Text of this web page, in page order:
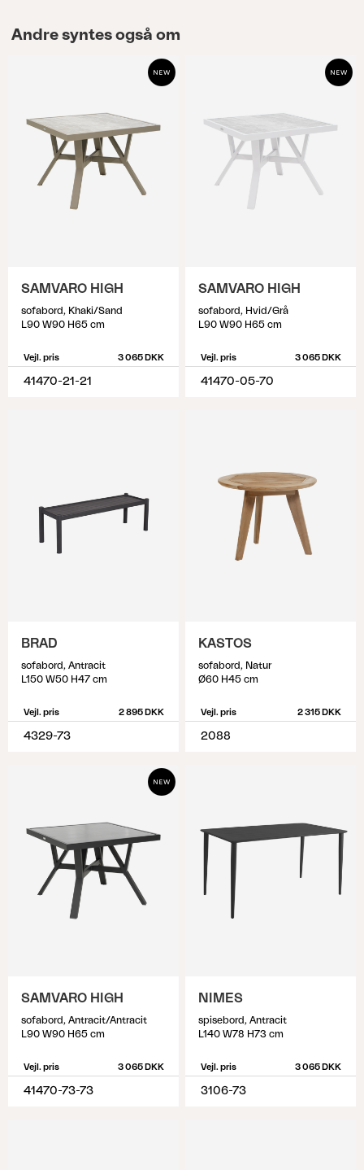
Andre syntes også om
SAMVARO HIGH
sofabord, Khaki/Sand
L90 W90 H65 cm
Vejl. pris 3 065 DKK
41470-21-21
SAMVARO HIGH
sofabord, Hvid/Grå
L90 W90 H65 cm
Vejl. pris 3 065 DKK
41470-05-70
BRAD
sofabord, Antracit
L150 W50 H47 cm
Vejl. pris 2 895 DKK
4329-73
KASTOS
sofabord, Natur
Ø60 H45 cm
Vejl. pris 2 315 DKK
2088
SAMVARO HIGH
sofabord, Antracit/Antracit
L90 W90 H65 cm
Vejl. pris 3 065 DKK
41470-73-73
NIMES
spisebord, Antracit
L140 W78 H73 cm
Vejl. pris 3 065 DKK
3106-73